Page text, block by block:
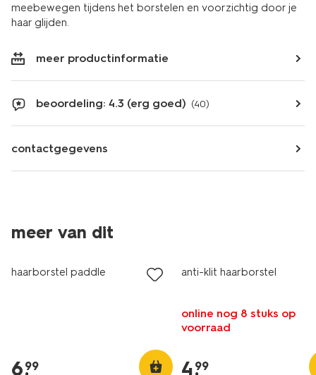
meebewegen tijdens het borstelen en voorzichtig door je
haar glijden.
meer productinformatie
beoordeling: 4.3 (erg goed) (40)
contactgegevens
meer van dit
vegan
haarborstel paddle
6.
99
anti-klit haarborstel
online nog 8 stuks op
voorraad
4.
99